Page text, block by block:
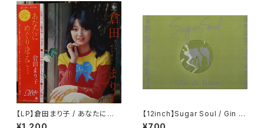
【LP】倉田まり子 / あなたにめぐ
り逢えて・・・・
【12inch】Sugar Soul / Gin &
Lime